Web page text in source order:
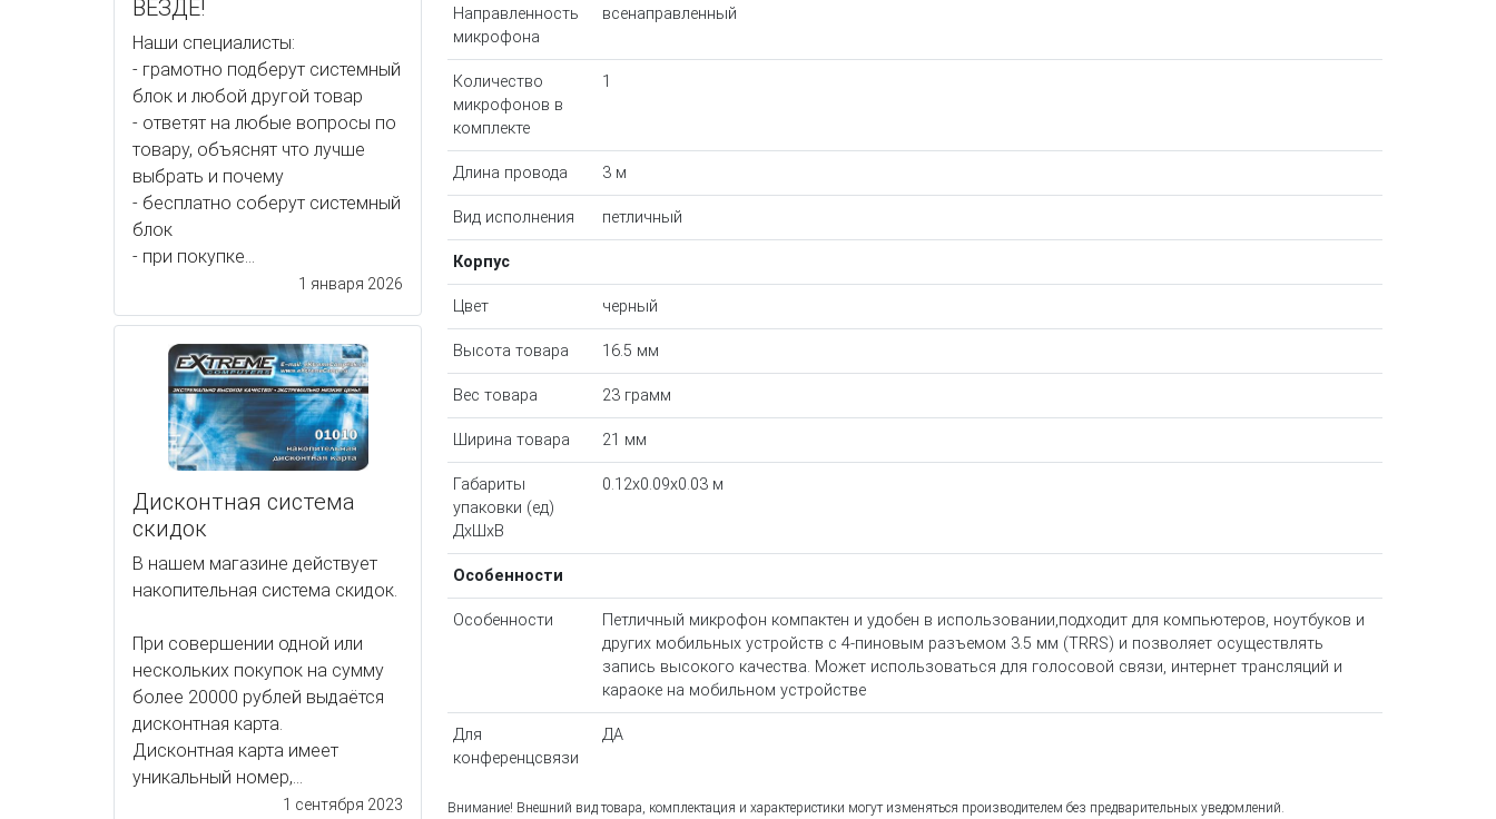
ВЕЗДЕ!
Наши специалисты:
- грамотно подберут системный
блок и любой другой товар
- ответят на любые вопросы по
товару, объяснят что лучше
выбрать и почему
- бесплатно соберут системный
блок
- при покупке...
1 января 2026
Дисконтная система
скидок
В нашем магазине действует
накопительная система скидок.
При совершении одной или
нескольких покупок на сумму
более 20000 рублей выдаётся
дисконтная карта.
Дисконтная карта имеет
уникальный номер,...
1 сентября 2023
Направленность
микрофона
всенаправленный
Количество
микрофонов в
комплекте
1
Длина провода 3 м
Вид исполнения петличный
Корпус
Цвет черный
Высота товара 16.5 мм
Вес товара 23 грамм
Ширина товара 21 мм
Габариты
упаковки (ед)
ДхШхВ
0.12x0.09x0.03 м
Особенности
Особенности
Петличный микрофон компактен и удобен в использовании,подходит для компьютеров, ноутбуков и
других мобильных устройств с 4-пиновым разъемом 3.5 мм (TRRS) и позволяет осуществлять
запись высокого качества. Может использоваться для голосовой связи, интернет трансляций и
караоке на мобильном устройстве
Для
конференцсвязи
ДА
Внимание! Внешний вид товара, комплектация и характеристики могут изменяться производителем без предварительных уведомлений.